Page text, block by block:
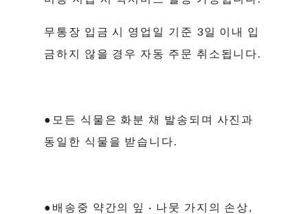
무통장 입금 시 영업일 기준 3일 이내 입
금하지 않을 경우 자동 주문 취소됩니다.
●모든 식물은 화분 채 발송되며 사진과
동일한 식물을 받습니다.
●배송중 약간의 잎 · 나뭇 가지의 손상,